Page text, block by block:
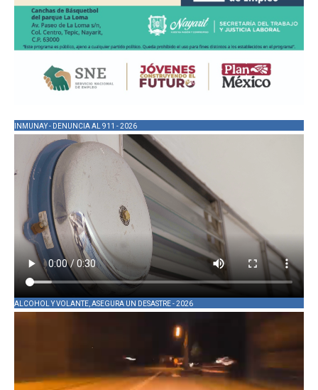
INMUNAY - DENUNCIA AL 911 - 2026
ALCOHOL Y VOLANTE, ASEGURA UN DESASTRE - 2026